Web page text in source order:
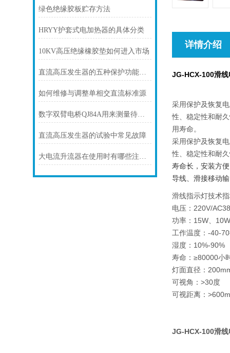
绿色绝缘胶板贮存方法
HRYY护套式电加热器的具体分类
10KV高压绝缘橡胶垫如何进入市场
直流高压发生器的五种保护功能分析
如何维修与调整单相交直流标准源
数字双臂电桥QJ84A用来测量待测电阻或电路中的错误
直流高压发生器的试验中常见故障
大电流升流器在使用时有哪些注意事项
详情介绍
JG-HCX-100滑
采用保护及恢复
性、稳定性和耐
用寿命。
采用保护及恢复
性、稳定性和耐
寿命长，安装方
导线、滑接移动
滑线指示灯技术
电压：220V/
功率：15W、
工作温度：-40-
湿度：10%-90%
寿命：≥80000小
灯面直径：
可视角：>30度
可视距离：>600m
JG-HCX-100滑